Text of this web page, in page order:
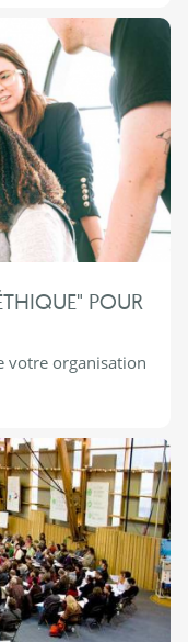
POUR
votre organisation